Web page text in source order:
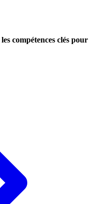
compétences clés pour